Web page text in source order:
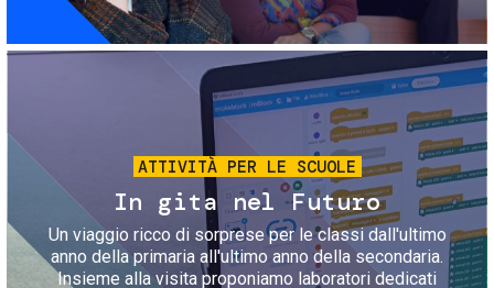
Immagine
ATTIVITÀ PER LE SCUOLE
In gita nel Futuro
Un viaggio ricco di sorprese per le classi dall'ultimo
anno della primaria all'ultimo anno della secondaria.
Insieme alla visita proponiamo laboratori dedicati